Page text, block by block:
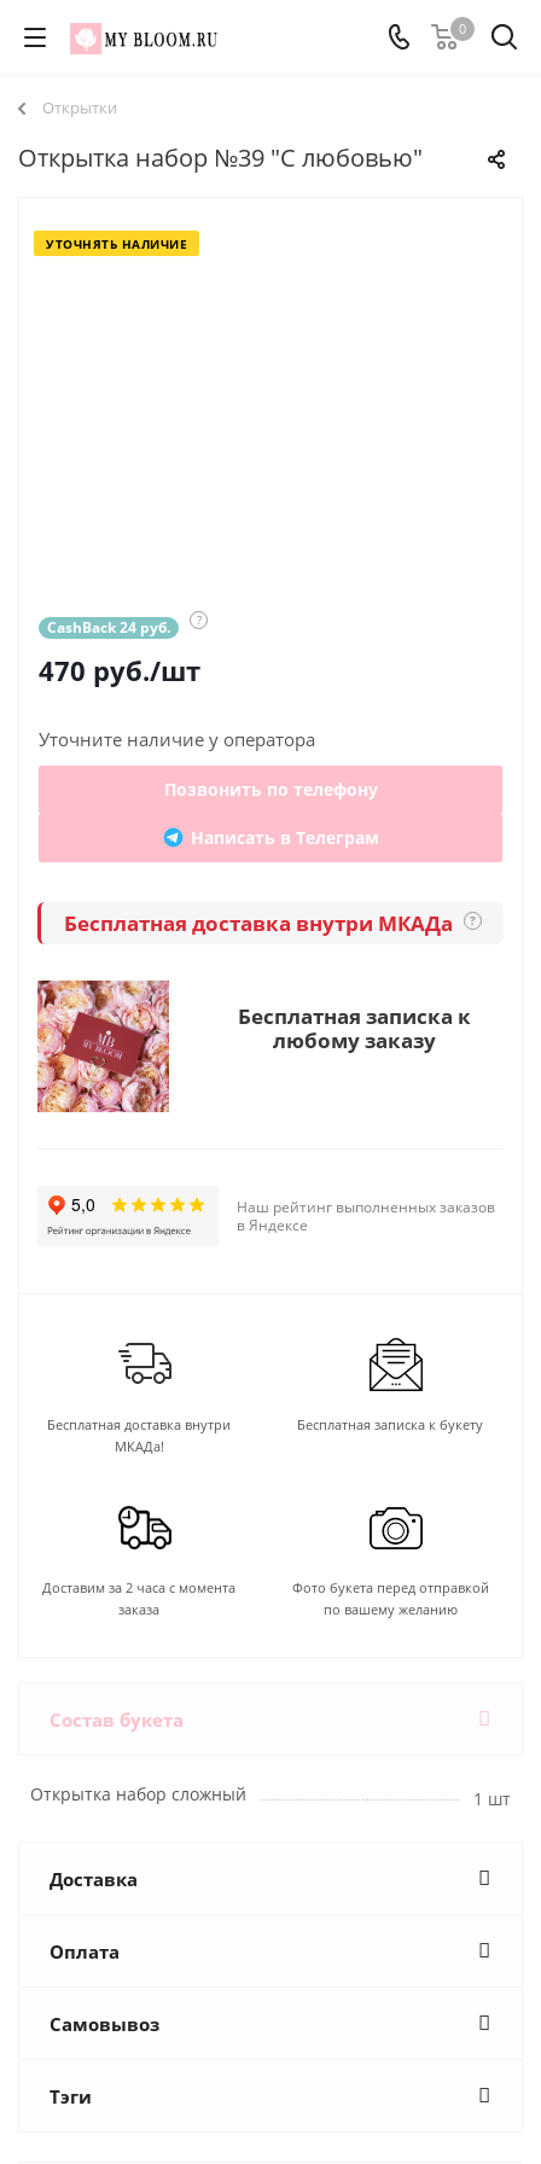
0
Открытки
Открытка набор №39 "С любовью"
УТОЧНЯТЬ НАЛИЧИЕ
CashBack 24 руб. ?
470 руб./шт
Уточните наличие у оператора
Позвонить по телефону
Написать в Телеграм
Бесплатная доставка внутри МКАДа ?
Бесплатная записка к
любому заказу
Наш рейтинг выполненных заказов
в Яндексе
Бесплатная доставка внутри
МКАДа!
Бесплатная записка к букету
Доставим за 2 часа с момента
заказа
Фото букета перед отправкой
по вашему желанию
Состав букета
Открытка набор сложный 1 шт
Доставка
Оплата
Самовывоз
Тэги